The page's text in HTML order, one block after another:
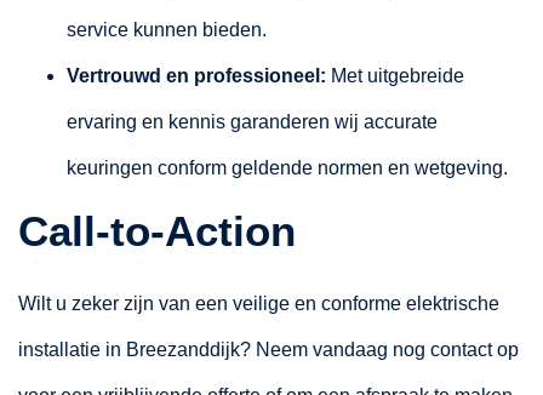
service kunnen bieden.
Vertrouwd en professioneel: Met uitgebreide
ervaring en kennis garanderen wij accurate
keuringen conform geldende normen en wetgeving.
Call-to-Action
Wilt u zeker zijn van een veilige en conforme elektrische
installatie in Breezanddijk? Neem vandaag nog contact op